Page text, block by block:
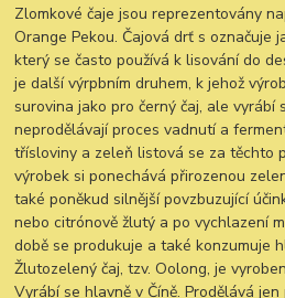
Zlomkové čaje jsou reprezentovány
Orange Pekou. Čajová drť s označuje
který se často používá k lisování do
je další výrpbním druhem, k jehož
surovina jako pro černý čaj, ale vyrábí
neprodělávají proces vadnutí a
třísloviny a zeleň listová se za těchto
výrobek si ponechává přirozenou
také poněkud silnější povzbuzující
nebo citrónově žlutý a po vychlazení
době se produkuje a také konzumuje
Žlutozelený čaj, tzv. Oolong, je
Vyrábí se hlavně v Číně. Prodělává